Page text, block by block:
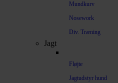
Mundkurv
Nosework
Div. Træning
Jagt
Fløjte
Jagtudstyr hund